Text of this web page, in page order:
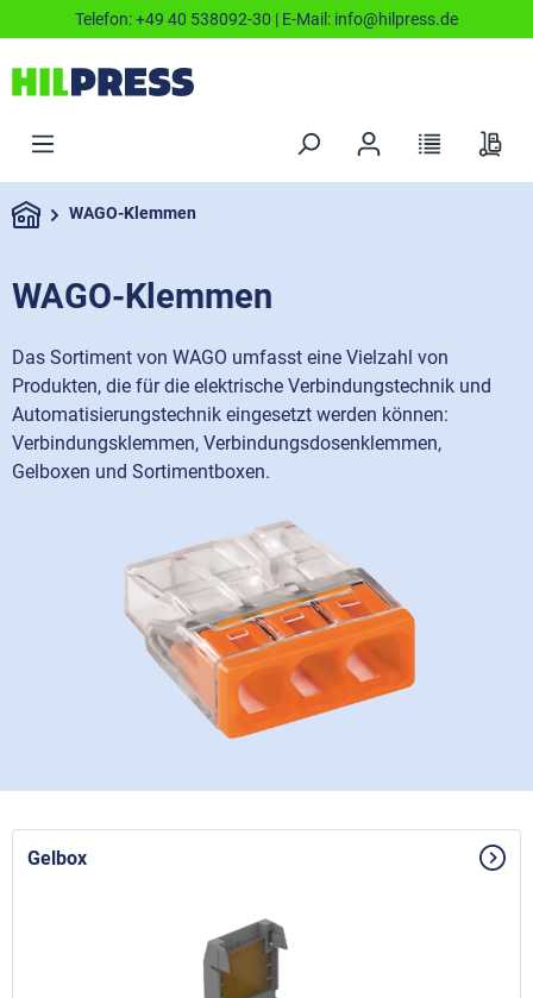
Telefon:+49 40 538092-30 | E-Mail: info@hilpress.de
WAGO-Klemmen
WAGO-Klemmen
Das Sortiment von WAGO umfasst eine Vielzahl von
Produkten, die für die elektrische Verbindungstechnik und
Automatisierungstechnik eingesetzt werden können:
Verbindungsklemmen, Verbindungsdosenklemmen,
Gelboxen und Sortimentboxen.
Gelbox